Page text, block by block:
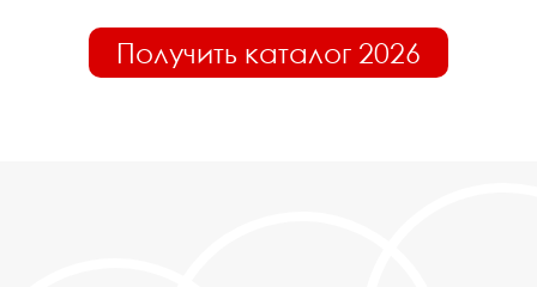
Получить каталог 2026